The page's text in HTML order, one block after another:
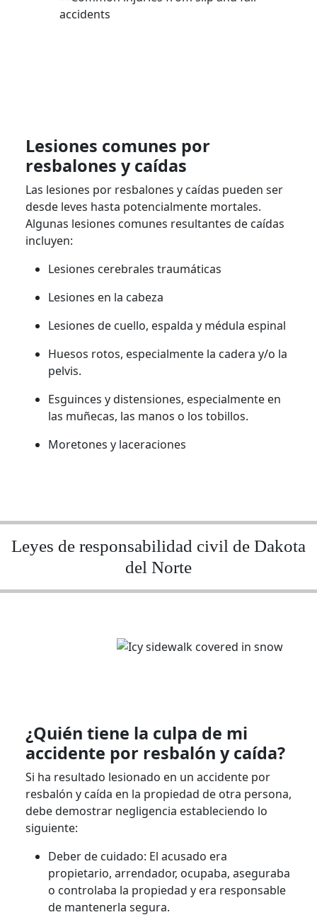
Lesiones comunes por
resbalones y caídas
Las lesiones por resbalones y caídas pueden ser
desde leves hasta potencialmente mortales.
Algunas lesiones comunes resultantes de caídas
incluyen:
Lesiones cerebrales traumáticas
Lesiones en la cabeza
Lesiones de cuello, espalda y médula espinal
Huesos rotos, especialmente la cadera y/o la
pelvis.
Esguinces y distensiones, especialmente en
las muñecas, las manos o los tobillos.
Moretones y laceraciones
Leyes de responsabilidad civil de Dakota
del Norte
¿Quién tiene la culpa de mi
accidente por resbalón y caída?
Si ha resultado lesionado en un accidente por
resbalón y caída en la propiedad de otra persona,
debe demostrar negligencia estableciendo lo
siguiente:
Deber de cuidado: El acusado era
propietario, arrendador, ocupaba, aseguraba
o controlaba la propiedad y era responsable
de mantenerla segura.